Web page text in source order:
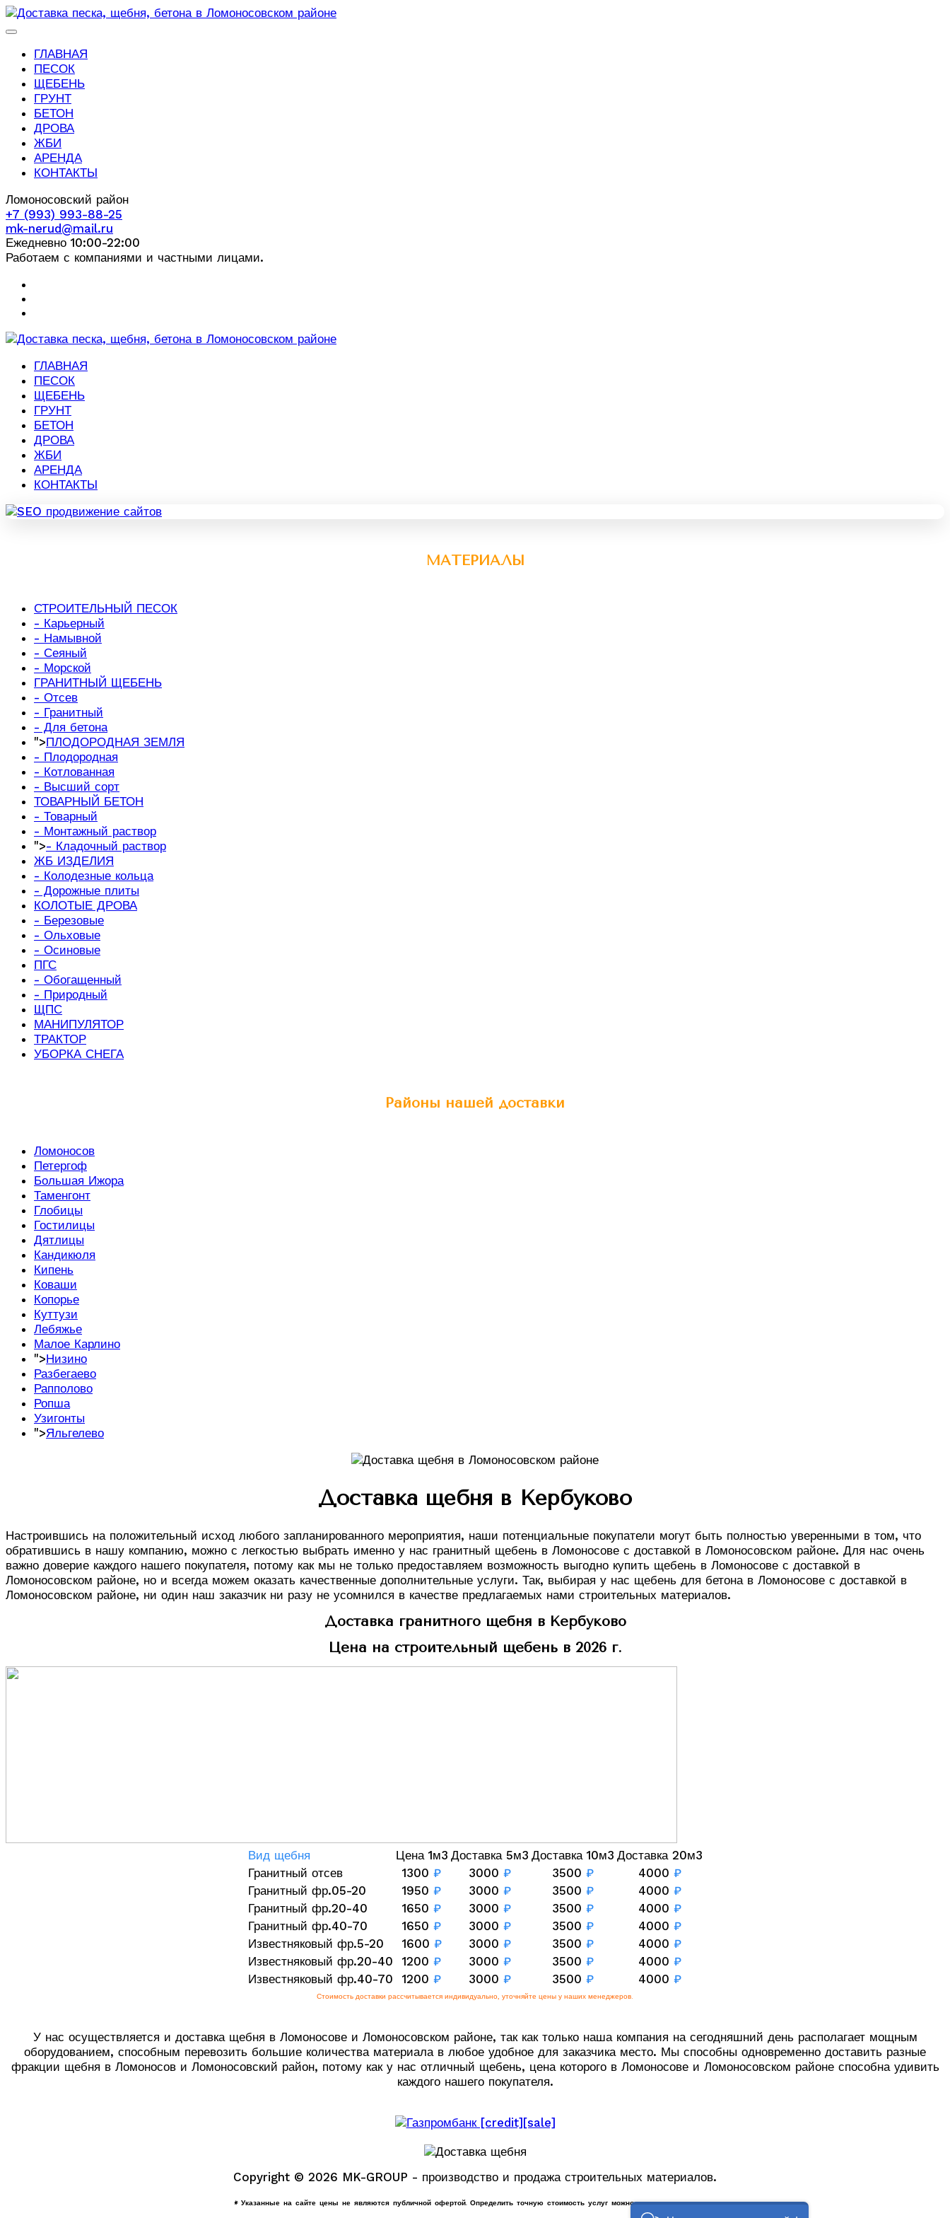
ГЛАВНАЯ
ПЕСОК
ЩЕБЕНЬ
ГРУНТ
БЕТОН
ДРОВА
ЖБИ
АРЕНДА
КОНТАКТЫ
Ломоносовский район
+7 (993) 993-88-25
mk-nerud@mail.ru
Ежедневно 10:00-22:00
Работаем с компаниями и частными лицами.
ГЛАВНАЯ
ПЕСОК
ЩЕБЕНЬ
ГРУНТ
БЕТОН
ДРОВА
ЖБИ
АРЕНДА
КОНТАКТЫ
МАТЕРИАЛЫ
СТРОИТЕЛЬНЫЙ ПЕСОК
- Карьерный
- Намывной
- Сеяный
- Морской
ГРАНИТНЫЙ ЩЕБЕНЬ
- Отсев
- Гранитный
- Для бетона
">ПЛОДОРОДНАЯ ЗЕМЛЯ
- Плодородная
- Котлованная
- Высший сорт
ТОВАРНЫЙ БЕТОН
- Товарный
- Монтажный раствор
">- Кладочный раствор
ЖБ ИЗДЕЛИЯ
- Колодезные кольца
- Дорожные плиты
КОЛОТЫЕ ДРОВА
- Березовые
- Ольховые
- Осиновые
ПГС
- Обогащенный
- Природный
ЩПС
МАНИПУЛЯТОР
ТРАКТОР
УБОРКА СНЕГА
Районы нашей доставки
Ломоносов
Петергоф
Большая Ижора
Таменгонт
Глобицы
Гостилицы
Дятлицы
Кандикюля
Кипень
Коваши
Копорье
Куттузи
Лебяжье
Малое Карлино
">Низино
Разбегаево
Рапполово
Ропша
Узигонты
">Яльгелево
Доставка щебня в Кербуково
Настроившись на положительный исход любого запланированного мероприятия, наши потенциальные покупатели могут быть полностью уверенными в том, что
обратившись в нашу компанию, можно с легкостью выбрать именно у нас гранитный щебень в Ломоносове с доставкой в Ломоносовском районе. Для нас очень
важно доверие каждого нашего покупателя, потому как мы не только предоставляем возможность выгодно купить щебень в Ломоносове с доставкой в
Ломоносовском районе, но и всегда можем оказать качественные дополнительные услуги. Так, выбирая у нас щебень для бетона в Ломоносове с доставкой в
Ломоносовском районе, ни один наш заказчик ни разу не усомнился в качестве предлагаемых нами строительных материалов.
Доставка гранитного щебня в Кербуково
Цена на строительный щебень в 2026 г.
Вид щебня Цена 1м3 Доставка 5м3 Доставка 10м3 Доставка 20м3
Гранитный отсев
1300 ₽ 3000 ₽ 3500 ₽ 4000 ₽
Гранитный фр.05-20
1950 ₽ 3000 ₽ 3500 ₽ 4000 ₽
Гранитный фр.20-40
1650 ₽ 3000 ₽ 3500 ₽ 4000 ₽
Гранитный фр.40-70
1650 ₽ 3000 ₽ 3500 ₽ 4000 ₽
Известняковый фр.5-20
1600 ₽ 3000 ₽ 3500 ₽ 4000 ₽
Известняковый фр.20-40
1200 ₽ 3000 ₽ 3500 ₽ 4000 ₽
Известняковый фр.40-70
1200 ₽ 3000 ₽ 3500 ₽ 4000 ₽
Стоимость доставки рассчитывается индивидуально, уточняйте цены у наших менеджеров.
У нас осуществляется и доставка щебня в Ломоносове и Ломоносовском районе, так как только наша компания на сегодняшний день располагает мощным
оборудованием, способным перевозить большие количества материала в любое удобное для заказчика место. Мы способны одновременно доставить разные
фракции щебня в Ломоносов и Ломоносовский район, потому как у нас отличный щебень, цена которого в Ломоносове и Ломоносовском районе способна удивить
каждого нашего покупателя.
Copyright © 2026 MK-GROUP - производство и продажа строительных материалов.
* Указанные на сайте цены не являются публичной офертой. Определить точную стоимость услуг можно у наших менеджеров.